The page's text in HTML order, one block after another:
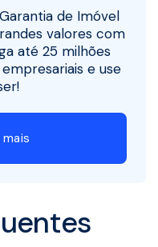
de Imóvel
valores com
até 25 milhões
e use